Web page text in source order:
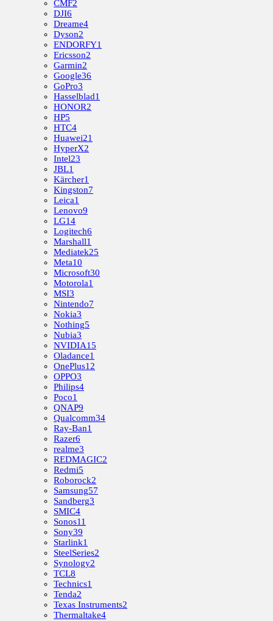
CMF2
DJI6
Dreame4
Dyson2
ENDORFY1
Ericsson2
Garmin2
Google36
GoPro3
Hasselblad1
HONOR2
HP5
HTC4
Huawei21
HyperX2
Intel23
JBL1
Kärcher1
Kingston7
Leica1
Lenovo9
LG14
Logitech6
Marshall1
Mediatek25
Meta10
Microsoft30
Motorola1
MSI3
Nintendo7
Nokia3
Nothing5
Nubia3
NVIDIA15
Oladance1
OnePlus12
OPPO3
Philips4
Poco1
QNAP9
Qualcomm34
Ray-Ban1
Razer6
realme3
REDMAGIC2
Redmi5
Roborock2
Samsung57
Sandberg3
SMIC4
Sonos11
Sony39
Starlink1
SteelSeries2
Synology2
TCL8
Technics1
Tenda2
Texas Instruments2
Thermaltake4